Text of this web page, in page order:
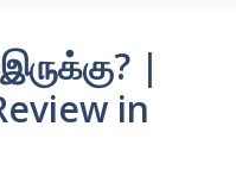
|
in